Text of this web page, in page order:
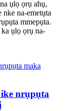
ụlọ ọrụ ahụ,
na-emetụta
mmepụta.
ụlọ ọrụ na-
ike nrụpụta